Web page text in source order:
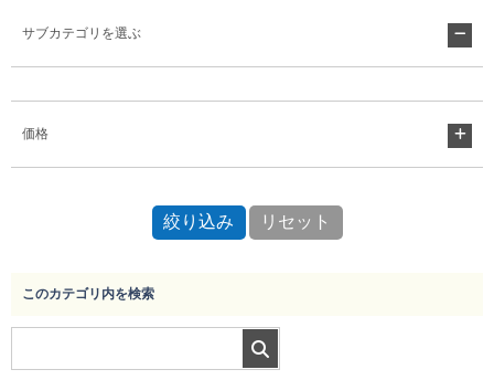
サブカテゴリを選ぶ
価格
このカテゴリ内を検索